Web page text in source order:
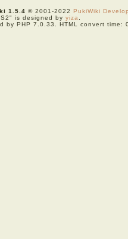
1.5.4 © 2001-2022 PukiWiki
is designed byyiza
by PHP 7.0.33. HTML convert time: